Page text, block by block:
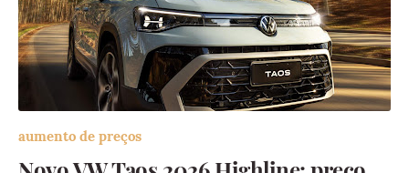
aumento de preços